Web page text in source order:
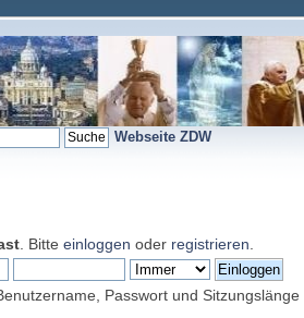
Webseite ZDW
. Bitte einloggen oder registrieren
Passwort und Sitzungslänge